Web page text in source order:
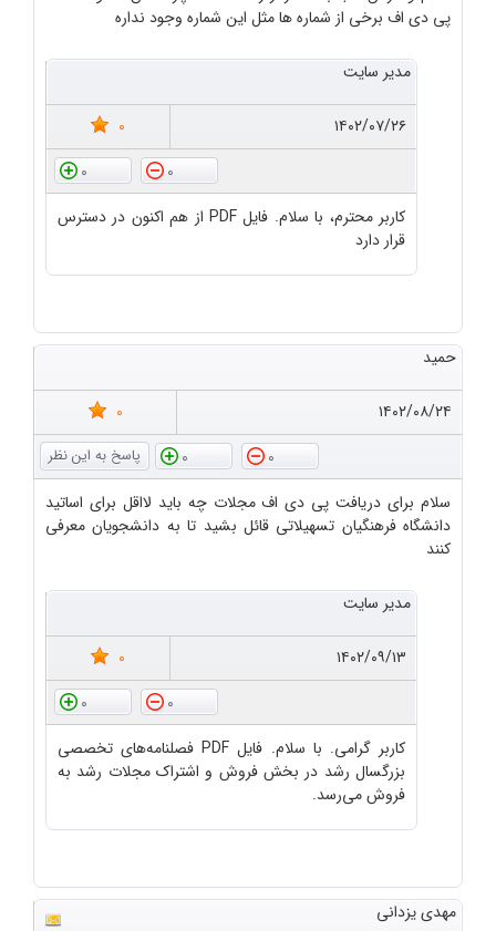
پی دی اف برخی از شماره ها مثل این شماره وجود نداره
مدیر سایت
۱۴۰۲/۰۷/۲۶
0
0
0
کاربر محترم، با سلام. فایل PDF از هم اکنون در دسترس
قرار دارد
حمید
۱۴۰۲/۰۸/۲۴
0
0
0
سلام برای دریافت پی دی اف مجلات چه باید لااقل برای اساتید
دانشگاه فرهنگیان تسهیلاتی قائل بشید تا به دانشجویان معرفی
کنند
مدیر سایت
۱۴۰۲/۰۹/۱۳
0
0
0
کاربر گرامی. با سلام. فایل PDF فصلنامه‌های تخصصی
بزرگسال رشد در بخش فروش و اشتراک مجلات رشد به
فروش می‌رسد.
مهدی یزدانی